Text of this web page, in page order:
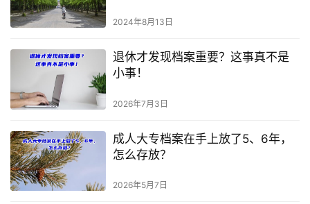
2024年8月13日
退休才发现档案重要？这事真不是
小事！
2026年7月3日
成人大专档案在手上放了5、6年，
怎么存放？
2026年5月7日